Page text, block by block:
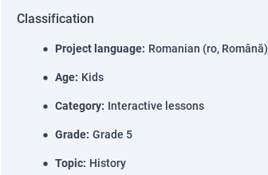
Classification
Project language: Romanian (ro, Română)
Age: Kids
Category: Interactive lessons
Grade: Grade 5
Topic: History